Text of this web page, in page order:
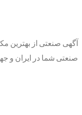
آگهی صنعتی از بهترین
صنعتی شما در ایران و